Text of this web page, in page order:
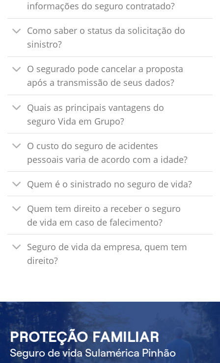
informações do seguro contratado?
Como saber o status da solicitação do
sinistro?
O segurado pode cancelar a proposta
após a transmissão de seus dados?
Quais as principais vantagens do
seguro Vida em Grupo?
O custo do seguro de acidentes
pessoais varia de acordo com a idade?
Quem é o sinistrado no seguro de vida?
Quem tem direito a receber o seguro
de vida em caso de falecimento?
Seguro de vida da empresa, quem tem
direito?
PROTEÇÃO FAMILIAR
Seguro de vida Sulamérica Pinhão